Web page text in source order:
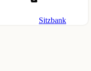
Sitzbank